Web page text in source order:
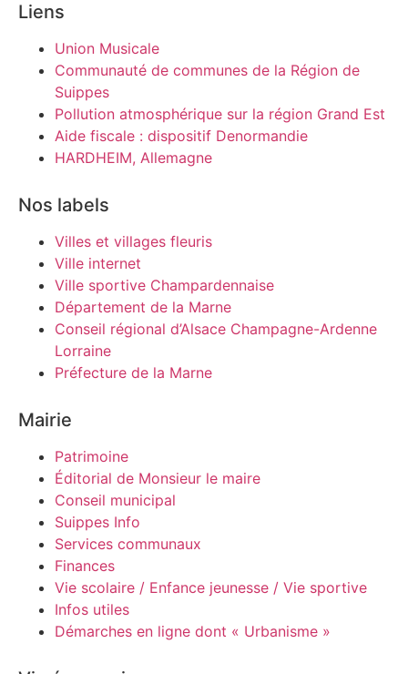
Liens
Union Musicale
Communauté de communes de la Région de
Suippes
Pollution atmosphérique sur la région Grand Est
Aide fiscale : dispositif Denormandie
HARDHEIM, Allemagne
Nos labels
Villes et villages fleuris
Ville internet
Ville sportive Champardennaise
Département de la Marne
Conseil régional d’Alsace Champagne-Ardenne
Lorraine
Préfecture de la Marne
Mairie
Patrimoine
Éditorial de Monsieur le maire
Conseil municipal
Suippes Info
Services communaux
Finances
Vie scolaire / Enfance jeunesse / Vie sportive
Infos utiles
Démarches en ligne dont « Urbanisme »